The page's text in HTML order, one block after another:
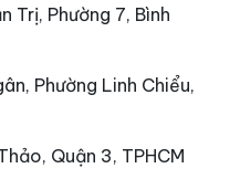
Trị, Phường 7, Bình
Phường Linh Chiểu,
Quận 3, TPHCM